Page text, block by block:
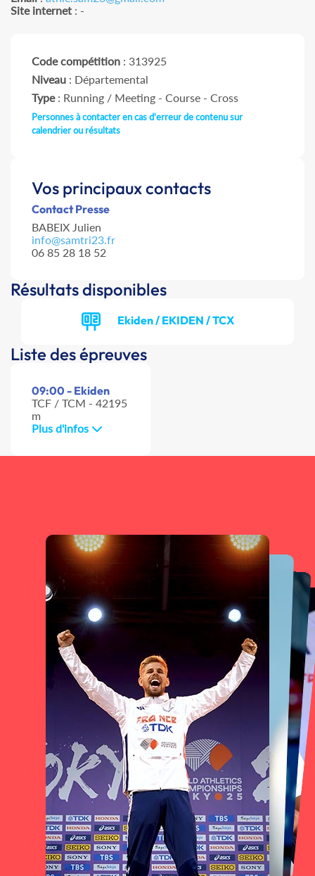
Site internet : -
Code compétition : 313925
Niveau : Départemental
Type: Running / Meeting - Course - Cross
Personnes à contacter en cas d'erreur de contenu sur
calendrier ou résultats
Vos principaux contacts
Contact Presse
BABEIX Julien
info@samtri23.fr
06 85 28 18 52
Résultats disponibles
Ekiden / EKIDEN / TCX
Liste des épreuves
09:00 - Ekiden
TCF / TCM - 42195
m
Plus d'infos